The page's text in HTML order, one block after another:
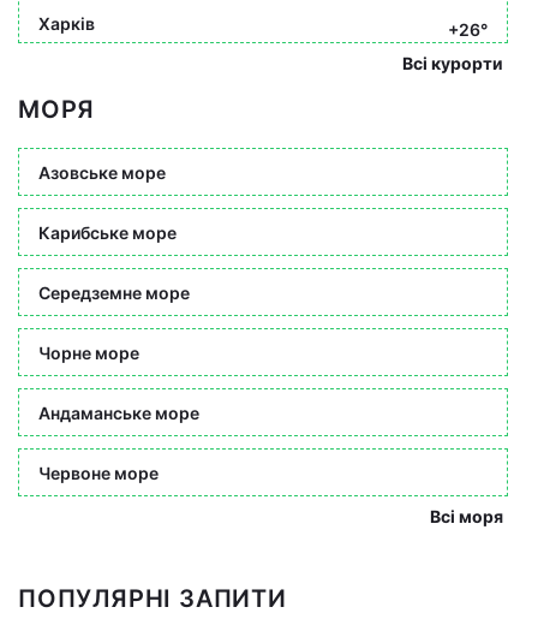
Харків
+26°
Всі курорти
МОРЯ
Азовське море
Карибське море
Середземне море
Чорне море
Андаманське море
Червоне море
Всі моря
ПОПУЛЯРНІ ЗАПИТИ